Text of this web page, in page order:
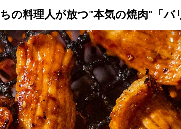
ピ 厳選！店探し 食のストーリー 連載一覧